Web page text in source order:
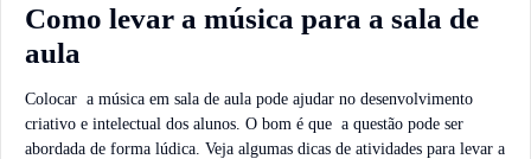
Como levar a música para a sala de
aula
Colocar a música em sala de aula pode ajudar no desenvolvimento
criativo e intelectual dos alunos. O bom é que a questão pode ser
abordada de forma lúdica. Veja algumas dicas de atividades para levar a